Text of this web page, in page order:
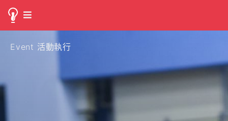
Event 活動執行